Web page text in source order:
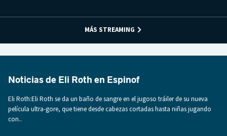
MÁS STREAMING
Noticias de Eli Roth en Espinof
Eli Roth:Eli Roth se da un baño de sangre en el jugoso tráiler de su nueva
película ultra-gore, que tiene desde cabezas cortadas hasta niñas jugando
con..